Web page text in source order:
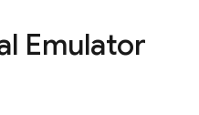
Emulator